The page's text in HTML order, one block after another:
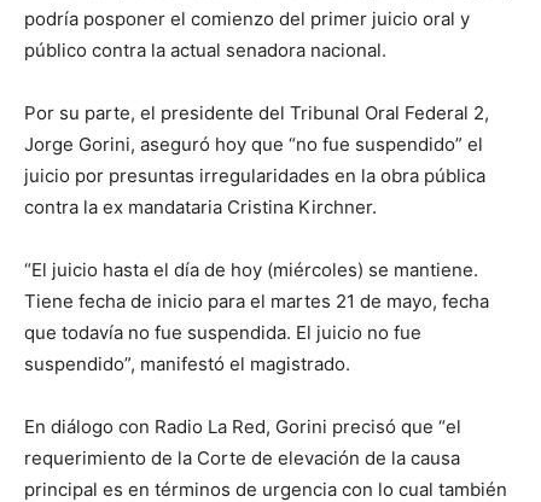
podría posponer el comienzo del primer juicio oral y
público contra la actual senadora nacional.
Por su parte, el presidente del Tribunal Oral Federal 2,
Jorge Gorini, aseguró hoy que “no fue suspendido” el
juicio por presuntas irregularidades en la obra pública
contra la ex mandataria Cristina Kirchner.
“El juicio hasta el día de hoy (miércoles) se mantiene.
Tiene fecha de inicio para el martes 21 de mayo, fecha
que todavía no fue suspendida. El juicio no fue
suspendido”, manifestó el magistrado.
En diálogo con Radio La Red, Gorini precisó que “el
requerimiento de la Corte de elevación de la causa
principal es en términos de urgencia con lo cual también